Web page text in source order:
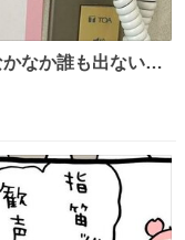
なか誰も出ないこ
ばいいか」が見え